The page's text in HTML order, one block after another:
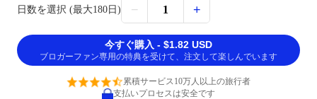
日数を選択 (最大180日) − 1 +
今すぐ購入 - $1.82 USD
ブロガーファン専用の特典を受けて、注文して楽しんでいます
累積サービス10万人以上の旅行者
支払いプロセスは安全です